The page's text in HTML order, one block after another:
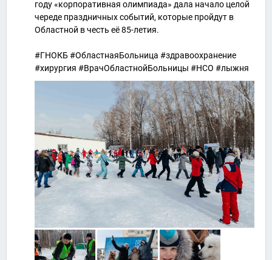
году «корпоративная олимпиада» дала начало целой
череде праздничных событий, которые пройдут в
Областной в честь её 85-летия.
#ГНОКБ #ОбластнаяБольница #здравоохранение
#хирургия #ВрачОбластнойБольницы #НСО #лыжня